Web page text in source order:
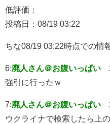
低評価：
投稿日：08/19 03:22
ちな08/19 03:22時点での情
6:廃人さん＠お腹いっぱい
強引に行ったｗ
7:廃人さん＠お腹いっぱい
ウクライナで検索したら上